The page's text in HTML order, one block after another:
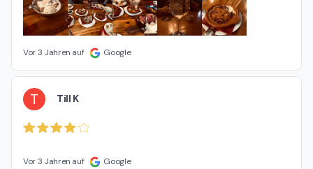
Vor 3 Jahren auf Google
T Till K
Vor 3 Jahren auf Google